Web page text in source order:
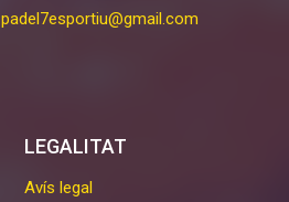
padel7esportiu@gmail.com
LEGALITAT
Avís legal